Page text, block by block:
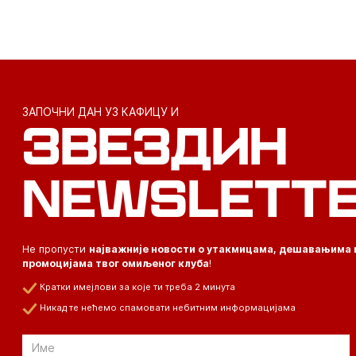
ЗАПОЧНИ ДАН УЗ КАФИЦУ И
ЗВЕЗДИН
Не пропусти најважније новости о утакмицама, дешавањима
промоцијама твог омиљеног клуба!
Кратки имејлови за које ти треба 2 минута
Никад те нећемо спамовати небитним информацијама
Email